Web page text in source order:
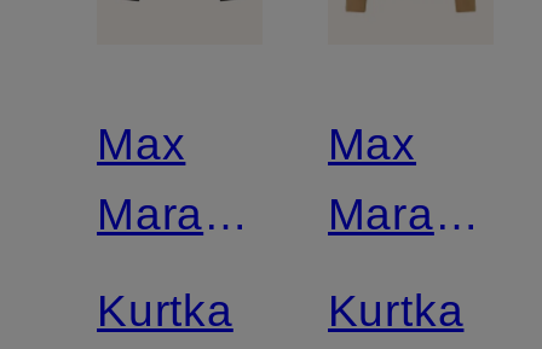
Max
Mara
STUDIO
Kurtka
Max
Mara
STUDIO
Kurtka